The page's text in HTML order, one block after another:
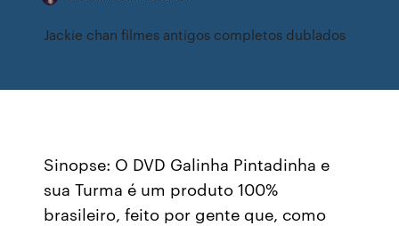
Jackie chan filmes antigos completos dublados
Sinopse: O DVD Galinha Pintadinha e
sua Turma é um produto 100%
brasileiro, feito por gente que, como